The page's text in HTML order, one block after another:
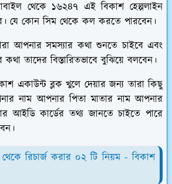
থেকে ১৬২৪৭ এই বিকাশ হেল্পলাইন
যে কোন সিম থেকে কল করতে পারবেন।
আপনার সমস্যার কথা শুনতে চাইবে এবং
তাদের বিস্তারিতভাবে বুঝিয়ে বলবেন।
একাউন্ট ব্লক খুলে দেয়ার জন্য তারা কিছু
নাম আপনার পিতা মাতার নাম আপনার
আইডি কার্ডের তথ্য জানতে চাইতে পারে
রিচার্জ করার ০২ টি নিয়ম - বিকাশ